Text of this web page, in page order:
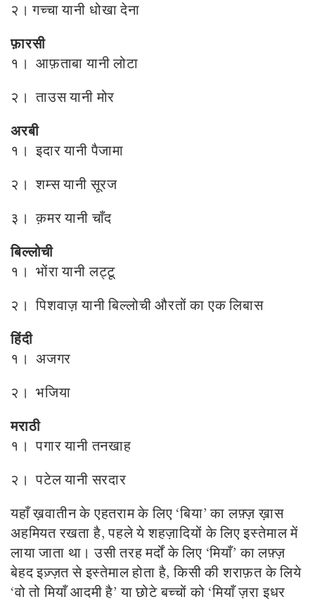
२। गच्चा यानी धोखा देना
फ़ारसी
१। आफ़ताबा यानी लोटा
२। ताउस यानी मोर
अरबी
१। इदार यानी पैजामा
२। शम्स यानी सूरज
३। क़मर यानी चाँद
बिल्लोची
१। भोंरा यानी लट्टू
२। पिशवाज़ यानी बिल्लोची औरतों का एक लिबास
हिंदी
१। अजगर
२। भजिया
मराठी
१। पगार यानी तनखाह
२। पटेल यानी सरदार
यहाँ ख़वातीन केएहतरामके लिए ‘बिया’ का लफ़्ज़ ख़ास
अहमियत रखता है, पहले ये शहज़ादियों के लिए इस्तेमाल में
लाया जाता था। उसी तरह मर्दों के लिए ‘मियाँ’ का लफ़्ज़
बेहद इज़्ज़त से इस्तेमाल होता है, किसी की शराफ़त के लिये
‘वो तो मियाँ आदमी है’ या छोटे बच्चों को ‘मियाँ ज़रा इधर